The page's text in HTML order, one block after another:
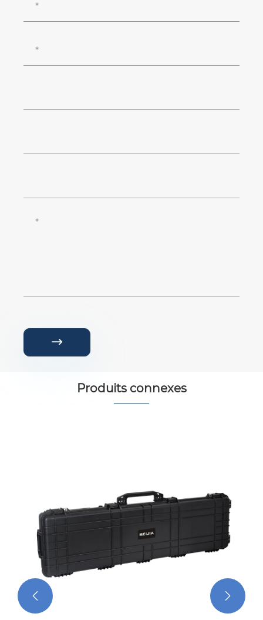

Produits connexes
 